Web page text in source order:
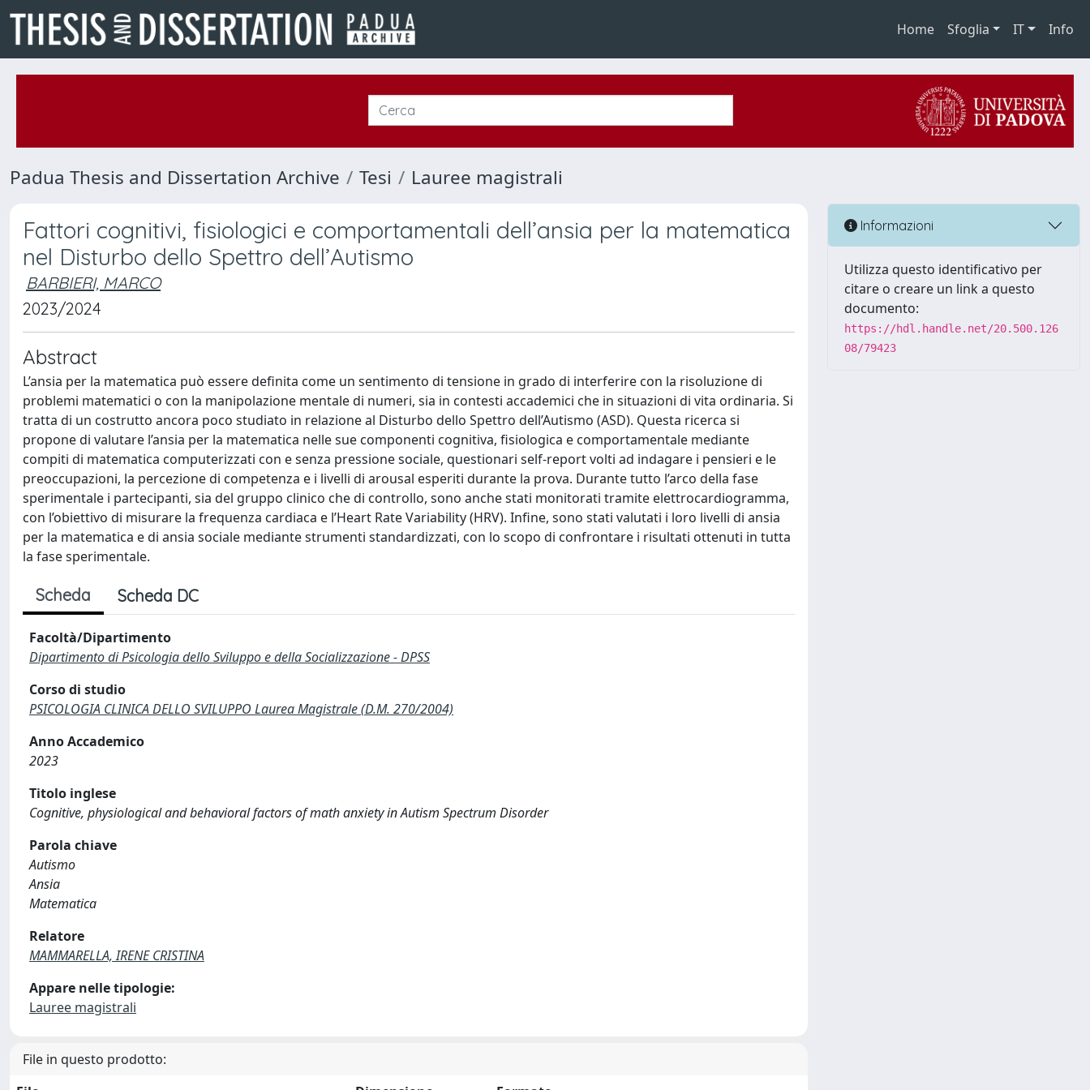
Home Sfoglia IT Info
Padua Thesis and Dissertation Archive Tesi Lauree magistrali
Fattori cognitivi, fisiologici e comportamentali dell’ansia per la matematica
nel Disturbo dello Spettro dell’Autismo
BARBIERI, MARCO
2023/2024
Abstract
L’ansia per la matematica può essere definita come un sentimento di tensione in grado di interferire con la risoluzione di
problemi matematici o con la manipolazione mentale di numeri, sia in contesti accademici che in situazioni di vita ordinaria. Si
tratta di un costrutto ancora poco studiato in relazione al Disturbo dello Spettro dell’Autismo (ASD). Questa ricerca si
propone di valutare l’ansia per la matematica nelle sue componenti cognitiva, fisiologica e comportamentale mediante
compiti di matematica computerizzati con e senza pressione sociale, questionari self-report volti ad indagare i pensieri e le
preoccupazioni, la percezione di competenza e i livelli di arousal esperiti durante la prova. Durante tutto l’arco della fase
sperimentale i partecipanti, sia del gruppo clinico che di controllo, sono anche stati monitorati tramite elettrocardiogramma,
con l’obiettivo di misurare la frequenza cardiaca e l’Heart Rate Variability (HRV). Infine, sono stati valutati i loro livelli di ansia
per la matematica e di ansia sociale mediante strumenti standardizzati, con lo scopo di confrontare i risultati ottenuti in tutta
la fase sperimentale.
Scheda Scheda DC
Facoltà/Dipartimento
Dipartimento di Psicologia dello Sviluppo e della Socializzazione - DPSS
Corso di studio
PSICOLOGIA CLINICA DELLO SVILUPPO Laurea Magistrale (D.M. 270/2004)
Anno Accademico
2023
Titolo inglese
Cognitive, physiological and behavioral factors of math anxiety in Autism Spectrum Disorder
Parola chiave
Autismo
Ansia
Matematica
Relatore
MAMMARELLA, IRENE CRISTINA
Appare nelle tipologie:
Lauree magistrali
File in questo prodotto:
Informazioni
Utilizza questo identificativo per
citare o creare un link a questo
documento:
https://hdl.handle.net/20.500.126
08/79423